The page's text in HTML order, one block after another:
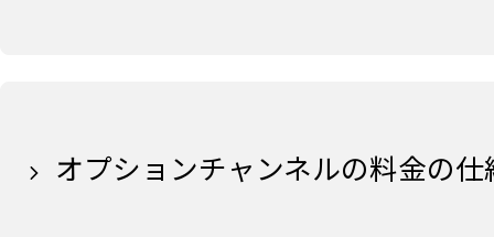
オプションチャンネルの料金の